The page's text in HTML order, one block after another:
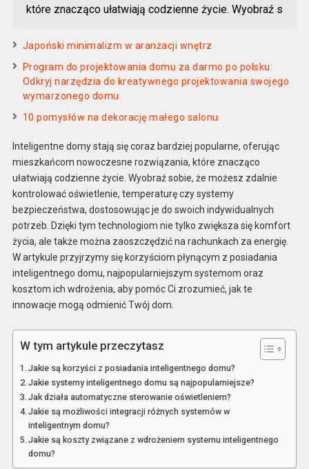
które znacząco ułatwiają codzienne życie. Wyobraź s
Japoński minimalizm w aranżacji wnętrz
Program do projektowania domu za darmo po polsku:
Odkryj narzędzia do kreatywnego projektowania swojego
wymarzonego domu
10 pomysłów na dekorację małego salonu
Inteligentne domy stają się coraz bardziej popularne, oferując
mieszkańcom nowoczesne rozwiązania, które znacząco
ułatwiają codzienne życie. Wyobraź sobie, że możesz zdalnie
kontrolować oświetlenie, temperaturę czy systemy
bezpieczeństwa, dostosowując je do swoich indywidualnych
potrzeb. Dzięki tym technologiom nie tylko zwiększa się komfort
życia, ale także można zaoszczędzić na rachunkach za energię.
W artykule przyjrzymy się korzyściom płynącym z posiadania
inteligentnego domu, najpopularniejszym systemom oraz
kosztom ich wdrożenia, aby pomóc Ci zrozumieć, jak te
innowacje mogą odmienić Twój dom.
W tym artykule przeczytasz
Jakie są korzyści z posiadania inteligentnego domu?
Jakie systemy inteligentnego domu są najpopularniejsze?
Jak działa automatyczne sterowanie oświetleniem?
Jakie są możliwości integracji różnych systemów w
inteligentnym domu?
Jakie są koszty związane z wdrożeniem systemu inteligentnego
domu?